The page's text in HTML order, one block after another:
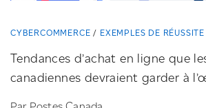
CYBERCOMMERCE EXEMPLES DE RÉUSSITE
Tendances d’achat en ligne que
canadiennes devraient garder à